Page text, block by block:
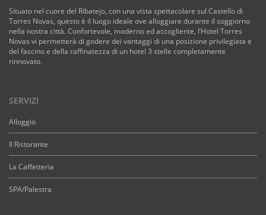
Situato nel cuore del Ribatejo, con una vista spettacolare sul Castello di
Torres Novas, questo è il luogo ideale ove alloggiare durante il soggiorno
nella nostra città. Confortevole, moderno ed accogliente, l’Hotel Torres
Novas vi permetterà di godere dei vantaggi di una posizione privilegiata e
del fascino e della raffinatezza di un hotel 3 stelle completamente
rinnovato.
SERVIZI
Alloggio
Il Ristorante
La Caffetteria
SPA/Palestra